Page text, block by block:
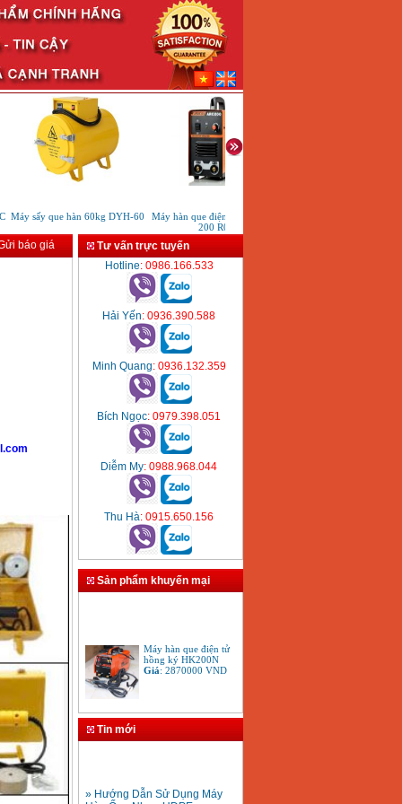
Máy sấy que hàn 60kg DYH-60
Máy hàn que điện tử Jasic ARC
200 R04
báo giá
Tư vấn trực tuyến
Hotline: 0986.166.533
Hải Yến: 0936.390.588
Minh Quang: 0936.132.359
Bích Ngọc: 0979.398.051
Diễm My: 0988.968.044
Thu Hà: 0915.650.156
Sản phẩm khuyến mại
hồng ký HK200N
Giá: 2870000VND
Tay cắt mỏ cắt đèn cắt
Giá:650000VND
Tin mới
Hàn Ống Nhựa HDPE